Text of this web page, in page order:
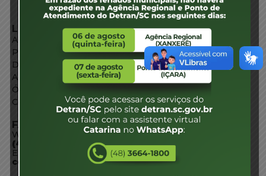
LINKS EXTERNOS
Agência de Notícias
Portal de Serviços
Diário Oficial
Acesso à Informação
Órgãos do Governo
Conheça SC
FALE CONOSCO
WhatsApp:
(48) 3664-1800
E-mail:
centraldeinformacoes@detran.sc.gov.br